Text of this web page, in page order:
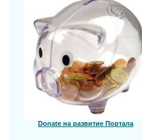
Donate на развитие Портала